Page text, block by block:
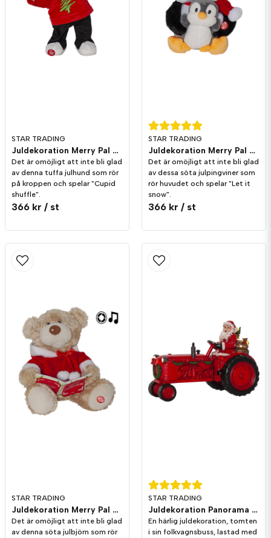
STAR TRADING
Juldekoration Merry Pal Hund Melodi/Rörelse
Det är omöjligt att inte bli glad
av denna tuffa julhund som rör
på kroppen och spelar "Cupid
shuffle".
366 kr / st
STAR TRADING
Juldekoration Merry Pal Pingvin Melodi/Rörelse
Det är omöjligt att inte bli glad
av dessa söta julpingviner som
rör huvudet och spelar "Let it
snow".
366 kr / st
STAR TRADING
Juldekoration Merry Pal Björn Melodi/Rörelse
Det är omöjligt att inte bli glad
av denna söta julbjörn som rör
STAR TRADING
Juldekoration Panorama Merryville Traktor
En härlig juldekoration, tomten
i sin folkvagnsbuss, lastad med